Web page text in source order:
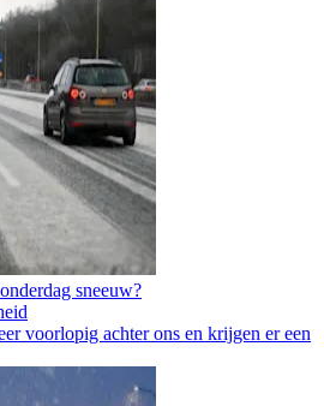
sneeuw?
voorlopig achter ons en krijgen er een